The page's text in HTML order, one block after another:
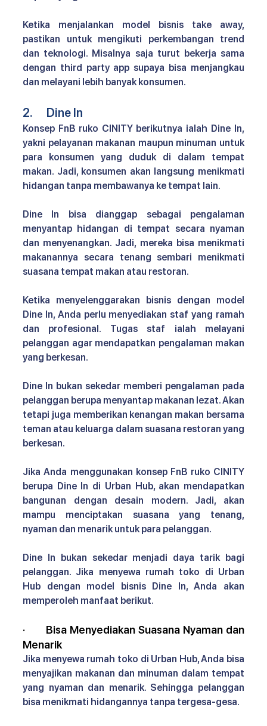
Ketika menjalankan model bisnis take away,
pastikan untuk mengikuti perkembangan trend
dan teknologi. Misalnya saja turut bekerja sama
dengan third party app supaya bisa menjangkau
dan melayani lebih banyak konsumen.
2.      Dine In
Konsep FnB ruko CINITY berikutnya ialah Dine In,
yakni pelayanan makanan maupun minuman untuk
para konsumen yang duduk di dalam tempat
makan. Jadi, konsumen akan langsung menikmati
hidangan tanpa membawanya ke tempat lain.
Dine In bisa dianggap sebagai pengalaman
menyantap hidangan di tempat secara nyaman
dan menyenangkan. Jadi, mereka bisa menikmati
makanannya secara tenang sembari menikmati
suasana tempat makan atau restoran.
Ketika menyelenggarakan bisnis dengan model
Dine In, Anda perlu menyediakan staf yang ramah
dan profesional. Tugas staf ialah melayani
pelanggan agar mendapatkan pengalaman makan
yang berkesan.
Dine In bukan sekedar memberi pengalaman pada
pelanggan berupa menyantap makanan lezat. Akan
tetapi juga memberikan kenangan makan bersama
teman atau keluarga dalam suasana restoran yang
berkesan.
Jika Anda menggunakan
berupa Dine In di Urban Hub, akan mendapatkan
bangunan dengan desain modern. Jadi, akan
mampu menciptakan suasana yang tenang,
nyaman dan menarik untuk para pelanggan.
Dine In bukan sekedar menjadi daya tarik bagi
pelanggan. Jika menyewa rumah toko di Urban
Hub dengan model bisnis Dine In, Anda akan
memperoleh manfaat berikut.
· Bisa Menyediakan Suasana Nyaman dan
Menarik
Jika menyewa rumah toko di Urban Hub, Anda bisa
menyajikan makanan dan minuman dalam tempat
yang nyaman dan menarik. Sehingga pelanggan
bisa menikmati hidangannya tanpa tergesa-gesa.